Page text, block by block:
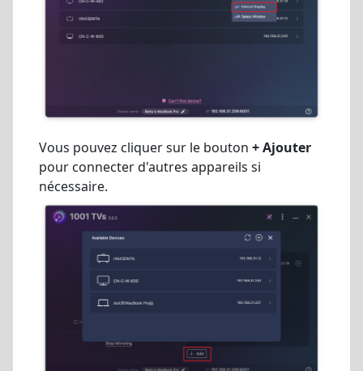
Vous pouvez cliquer sur le bouton + Ajouter
pour connecter d'autres appareils si
nécessaire.